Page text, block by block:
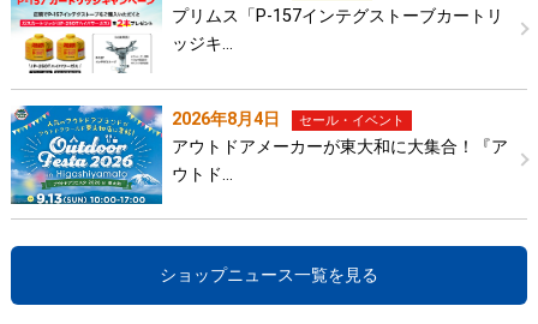
プリムス「P-157インテグストーブカートリ
ッジキ…
2026年8月4日 セール・イベント
アウトドアメーカーが東大和に大集合！『ア
ウトド…
ショップニュース一覧を見る